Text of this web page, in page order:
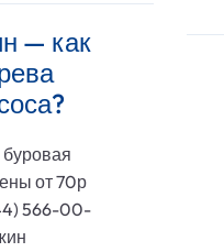
— как
от 70р
566-00-